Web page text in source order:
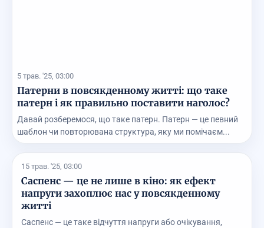
5 трав. '25, 03:00
Патерни в повсякденному житті: що таке
патерн і як правильно поставити наголос?
Давай розберемося, що таке патерн. Патерн — це певний
шаблон чи повторювана структура, яку ми помічаєм...
15 трав. '25, 03:00
Саспенс — це не лише в кіно: як ефект
напруги захоплює нас у повсякденному
житті
Саспенс — це таке відчуття напруги або очікування,